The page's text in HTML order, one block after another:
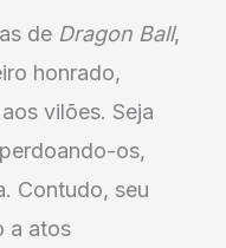
de Dragon Ball,
honrado,
vilões. Seja
os,
Contudo, seu
a atos